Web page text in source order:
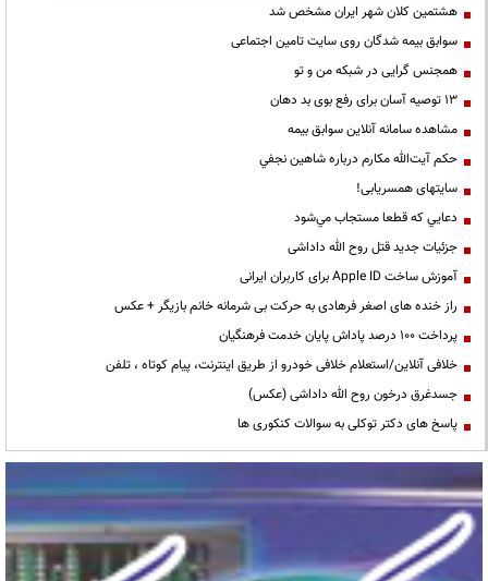
هشتمین کلان شهر ایران مشخص شد
سوابق بیمه شدگان روی سایت تامین اجتماعی
همجنس گرایی در شبکه من و تو
13 توصیه آسان برای رفع بوی بد دهان
مشاهده سامانه آنلاين سوابق بیمه
حكم آيت‌الله مكارم درباره شاهين نجفي
سایتهای همسریابی!
دعايي كه قطعا مستجاب مي‌شود
جزئیات جدید قتل روح الله داداشی
آموزش ساخت Apple ID برای کاربران ایرانی
راز خنده های اصغر فرهادی به حرکت بی شرمانه خانم بازیگر + عکس
پرداخت ۱۰۰ درصد پاداش پایان خدمت فرهنگیان
خلافی آنلاین/استعلام خلافی خودرو از طریق اینترنت، پیام کوتاه ، تلفن
جسدغرق درخون روح الله داداشی (عکس)
پاسخ های دکتر توکلی به سوالات کنکوری ها